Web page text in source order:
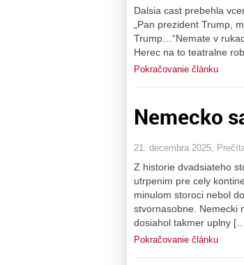
Dalsia cast prebehla
„Pan prezident Trump,
Trump…“Nemate v
Herec na to teatralne
Pokračovanie článku
Nemecko
21. decembra 2025,
Z historie dvadsiateho
utrpenim pre cely
minulom storoci nebol
stvornasobne. Nemecki
dosiahol takmer uplny
Pokračovanie článku